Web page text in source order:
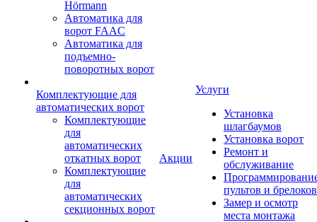
Hörmann
Автоматика для
ворот FAAC
Автоматика для
подъемно-
поворотных ворот
Комплектующие для
автоматических ворот
Комплектующие
для
автоматических
откатных ворот
Комплектующие
для
автоматических
секционных ворот
Акции
Услуги
Установка
шлагбаумов
Установка ворот
Ремонт и
обслуживание
пультов и брелоков
Замер и осмотр
места монтажа